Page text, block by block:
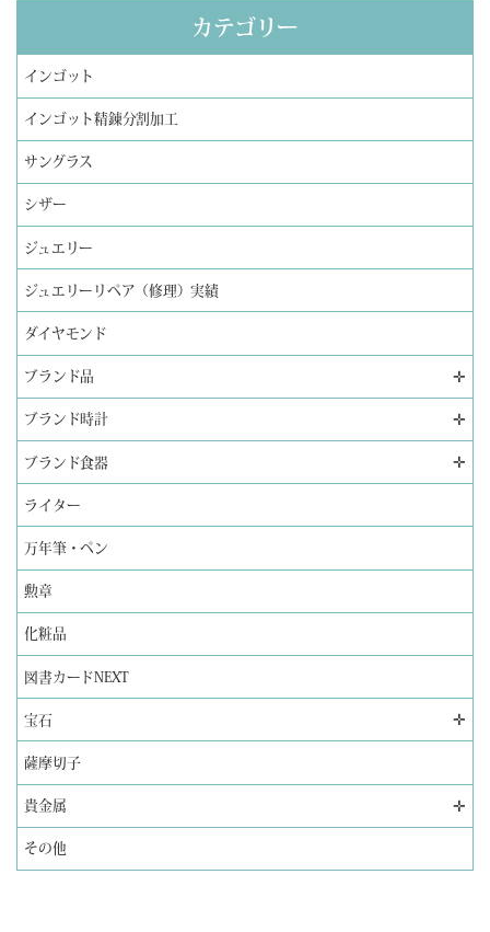
カテゴリー
インゴット
インゴット精錬分割加工
サングラス
シザー
ジュエリー
ジュエリーリペア（修理）実績
ダイヤモンド
ブランド品 ✛
ブランド時計 ✛
ブランド食器 ✛
ライター
万年筆・ペン
勲章
化粧品
図書カードNEXT
宝石 ✛
薩摩切子
貴金属 ✛
その他